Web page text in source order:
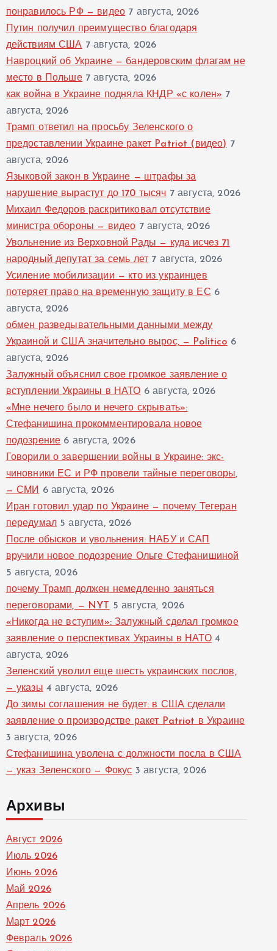
понравилось РФ — видео 7 августа, 2026
Путин получил преимущество благодаря
действиям США 7 августа, 2026
Навроцкий об Украине — бандеровским флагам не
место в Польше 7 августа, 2026
как война в Украине подняла КНДР «с колен» 7
августа, 2026
Трамп ответил на просьбу Зеленского о
предоставлении Украине ракет Patriot (видео) 7
августа, 2026
Языковой закон в Украине — штрафы за
нарушение вырастут до 170 тысяч 7 августа, 2026
Михаил Федоров раскритиковал отсутствие
министра обороны — видео 7 августа, 2026
Увольнение из Верховной Рады — куда исчез 71
народный депутат за семь лет 7 августа, 2026
Усиление мобилизации — кто из украинцев
потеряет право на временную защиту в ЕС 6
августа, 2026
обмен разведывательными данными между
Украиной и США значительно вырос, — Politico 6
августа, 2026
Залужный объяснил свое громкое заявление о
вступлении Украины в НАТО 6 августа, 2026
«Мне нечего было и нечего скрывать»:
Стефанишина прокомментировала новое
подозрение 6 августа, 2026
Говорили о завершении войны в Украине: экс-
чиновники ЕС и РФ провели тайные переговоры,
— СМИ 6 августа, 2026
Иран готовил удар по Украине — почему Тегеран
передумал 5 августа, 2026
После обысков и увольнения: НАБУ и САП
вручили новое подозрение Ольге Стефанишиной
5 августа, 2026
почему Трамп должен немедленно заняться
переговорами, — NYT
5 августа, 2026
«Никогда не вступим»: Залужный сделал громкое
заявление о перспективах Украины в НАТО 4
августа, 2026
Зеленский уволил еще шесть украинских послов,
— указы 4 августа, 2026
До зимы соглашения не будет: в США сделали
заявление о производстве ракет Patriot в Украине
3 августа, 2026
Стефанишина уволена с должности посла в США
— указ Зеленского — Фокус 3 августа, 2026
Архивы
Август 2026
Июль 2026
Июнь 2026
Май 2026
Апрель 2026
Март 2026
Февраль 2026